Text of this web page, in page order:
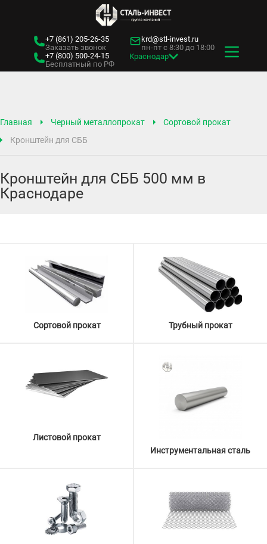
+7 (861) 205-26-35
Заказать звонок
+7 (800) 500-24-15
Бесплатный по РФ
krd@stl-invest.ru
пн-пт с 8:30 до 18:00
Краснодар
Главная Черный металлопрокат
Сортовой прокат
Кронштейн для СББ
Кронштейн для СББ 500 мм в
Краснодаре
Сортовой прокат Трубный прокат
Листовой прокат
Инструментальная сталь